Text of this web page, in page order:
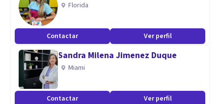
Florida
Contactar Ver perfil
Sandra Milena Jimenez Duque
Miami
Contactar Ver perfil